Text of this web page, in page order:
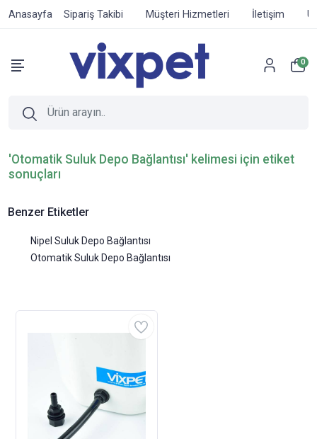
Anasayfa Sipariş Takibi Müşteri Hizmetleri İletişim
0
'Otomatik Suluk Depo Bağlantısı' kelimesi için etiket
sonuçları
Benzer Etiketler
Nipel Suluk Depo Bağlantısı
Otomatik Suluk Depo Bağlantısı